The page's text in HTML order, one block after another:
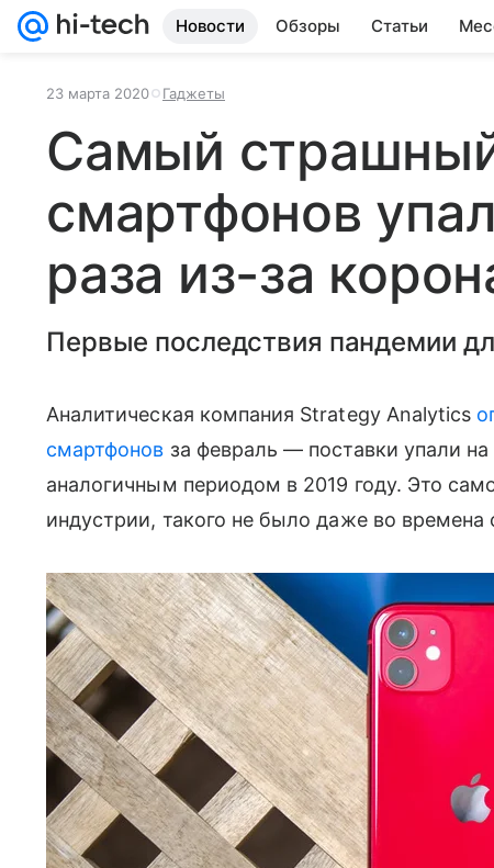
Новости Обзоры Статьи
23 марта 2020 Гаджеты
Самый
смартфонов
раза из-за
Первые последствия пандемии
Аналитическая компания Strategy Analytics
смартфонов за февраль — поставки упали
аналогичным периодом в 2019 году. Это
индустрии, такого не было даже во